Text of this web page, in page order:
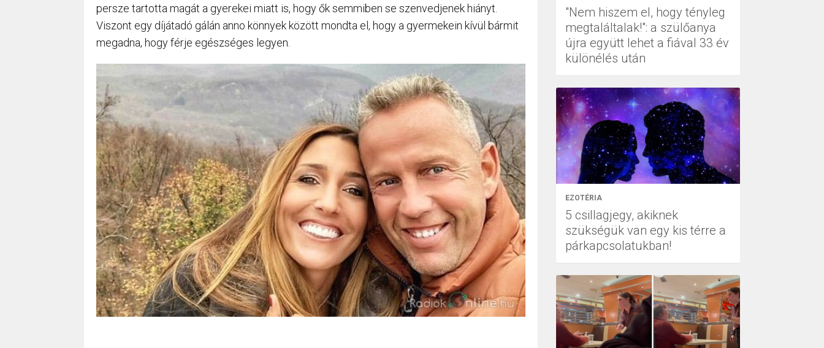
persze tartotta magát a gyerekei miatt is, hogy ők semmiben se szenvedjenek hiányt.
Viszont egy díjátadó gálán anno könnyek között mondta el, hogy a gyermekein kívül bármit
megadna, hogy férje egészséges legyen.
"Nem hiszem el, hogy tényleg
megtaláltalak!": a szülőanya
újra együtt lehet a fiával 33 év
különélés után
EZOTÉRIA
5 csillagjegy, akiknek
szükségük van egy kis térre a
párkapcsolatukban!